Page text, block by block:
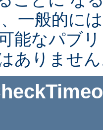
一般的に
能なパブ
ありませ